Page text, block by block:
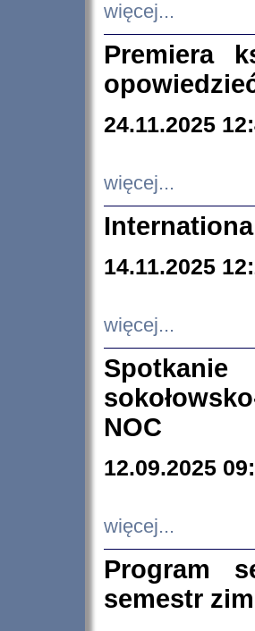
więcej...
Premiera
24.11.2025
więcej...
14.11.2025
więcej...
NOC
12.09.2025
więcej...
Program
semestr